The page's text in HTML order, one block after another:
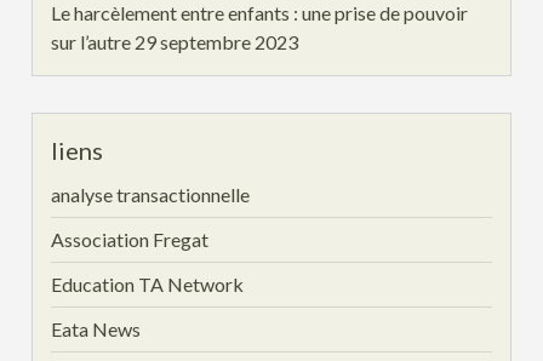
Le harcèlement entre enfants : une prise de pouvoir
sur l’autre 29 septembre 2023
liens
analyse transactionnelle
Association Fregat
Education TA Network
Eata News